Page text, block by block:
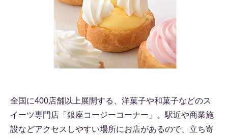
全国に400店舗以上展開する、洋菓子や和菓子などのス
イーツ専門店「銀座コージーコーナー」。駅近や商業施
設などアクセスしやすい場所にお店があるので、立ち寄